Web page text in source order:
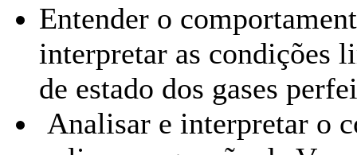
Entender o
interpretar as condições
de estado dos gases
Analisar e interpretar o